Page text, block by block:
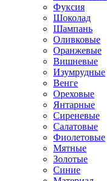
Фуксия
Шоколад
Шампань
Оливковые
Оранжевые
Вишневые
Изумрудные
Венге
Ореховые
Янтарные
Сиреневые
Салатовые
Фиолетовые
Мятные
Золотые
Синие